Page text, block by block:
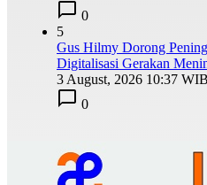
0
5
Gus Hilmy Dorong
Digitalisasi Gerakan
3 August, 2026 10:37 WIB
0